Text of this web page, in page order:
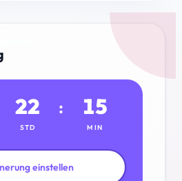
22
STD
: 15
MIN
einstellen